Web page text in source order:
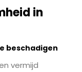
in
beschadigen
vermijd